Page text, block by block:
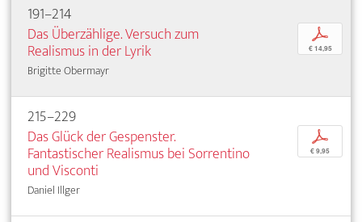
191–214
Das Überzählige. Versuch zum
Realismus in der Lyrik
Brigitte Obermayr
p
€ 14,95
215–229
Das Glück der Gespenster.
Fantastischer Realismus bei Sorrentino
und Visconti
Daniel Illger
p
€ 9,95